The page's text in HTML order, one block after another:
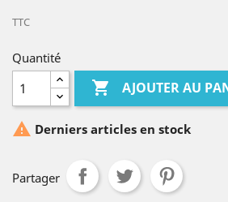
TTC
Quantité
 AJOUTER AU
 Derniers articles en stock
Partager